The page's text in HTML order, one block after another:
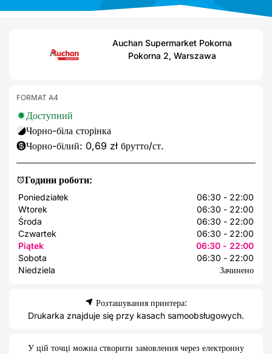
Auchan Supermarket Pokorna
Pokorna 2, Warszawa
Години роботи:
Poniedziałek
06:30 - 22:00
Wtorek
06:30 - 22:00
Środa
06:30 - 22:00
Czwartek
06:30 - 22:00
Piątek
06:30 - 22:00
Sobota
06:30 - 22:00
Niedziela
Зачинено
FORMAT A4
Доступний
Чорно-біла сторінка
Чорно-білий: 0,69 zł брутто/ст.
Розташування принтера:
Drukarka znajduje się przy kasach samoobsługowych.
У цій точці можна створити замовлення через електронну